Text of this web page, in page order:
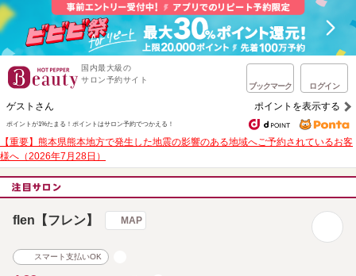
国内最大級の
サロン予約サイト
ブックマーク ログイン
ゲストさん ポイントを表示する
ポイントが1%たまる！ ポイントはサロン予約でつかえる！
【重要】熊本県熊本地方で発生した地震の影響のある地域へご予約されているお客
様へ（2026年7月28日）
flen【フレン】 MAP
スマート支払いOK